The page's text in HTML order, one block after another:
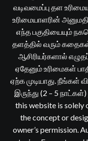
வடிவமைப்பு தள
உரிமையாளரின்
எந்த பகுதியையும்
தளத்தில் வரும்
ஆசிரியர்களால்
ஏதேனும் உரிமைகள்
ஏற்க முடியாது.
இருந்து (2 – 5
this website is solely
the concept or
owner’s permission.